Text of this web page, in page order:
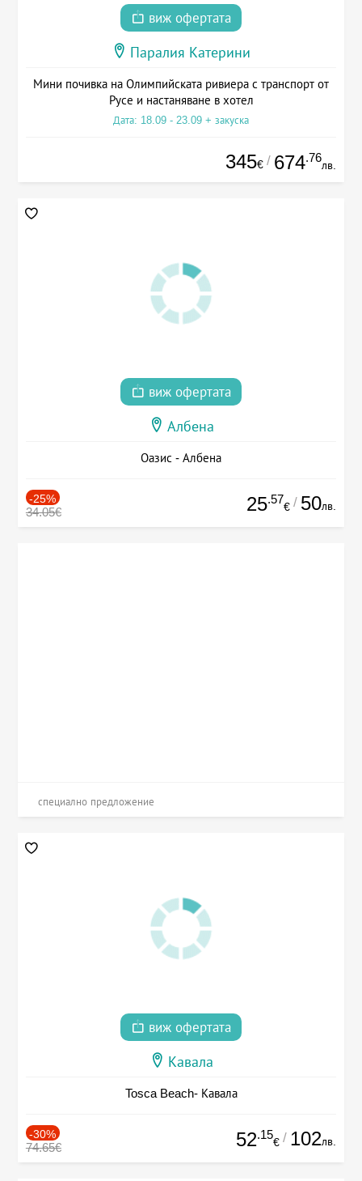
виж офертата
Паралия Катерини
Мини почивка на Олимпийската ривиера с транспорт от
Русе и настаняване в хотел
Дата: 18.09 - 23.09 + закуска
345€ / 674.76
лв.
виж офертата
Албена
Оазис - Албена
-25%
34.05€ 25.57
€ / 50лв.
специално предложение
виж офертата
Кавала
Tosca Beach- Кавала
-30%
74.65€ 52.15
€ / 102лв.